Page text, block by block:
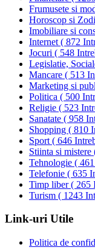
Frumusete si
Horoscop si
Imobiliare si
Internet ( 872
Jocuri ( 548
Legislatie,
Mancare ( 513
Marketing si
Politica ( 500
Religie ( 523
Sanatate ( 958
Shopping ( 810
Sport ( 646
Stiinta si mistere
Tehnologie (
Telefonie ( 635
Timp liber( 265
Turism ( 1243
Link-uri Utile
Politica de